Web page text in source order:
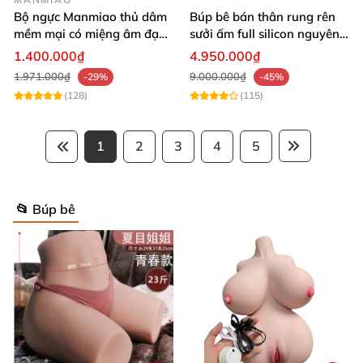
—Hình ảnh chụp sản phẩm tại shop
baocaosuhp.com
2.Hình ảnh chụp thông số sản phẩm tại
hãng
Bộ ngực Manmiao thủ dâm
mềm mại có miệng âm đạo
thật
1.400.000₫
1.971.000₫
-29%
(128)
Búp bê bán thân rung rên
sưởi ấm full silicon nguyên
khối
4.950.000₫
9.000.000₫
-45%
(115)
1 2 3 4 5
📂 Búp bê